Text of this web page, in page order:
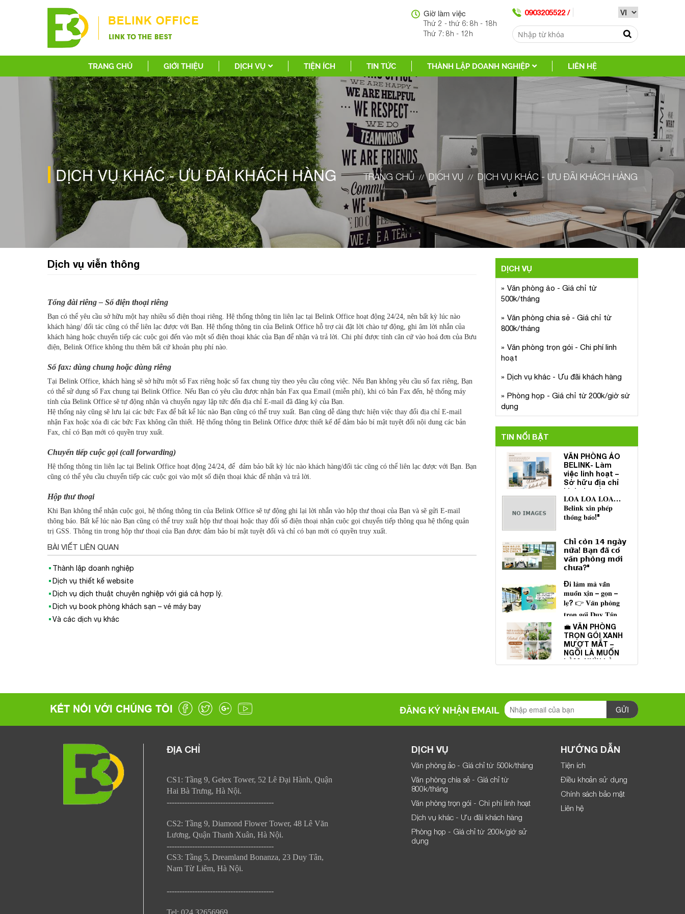
0903205522 /
Giờ làm việc
Thứ 2 - thứ 6: 8h - 18h
Thứ 7: 8h - 12h
TRANG CHỦ GIỚI THIỆU DỊCH VỤ TIỆN ÍCH TIN TỨC THÀNH LẬP DOANH NGHIỆP LIÊN HỆ
DỊCH VỤ KHÁC - ƯU ĐÃI KHÁCH HÀNG TRANG CHỦ // DỊCH VỤ // DỊCH VỤ KHÁC - ƯU ĐÃI KHÁCH HÀNG
Dịch vụ viễn thông
Tổng đài riêng – Số điện thoại riêng
Bạn có thể yêu cầu sở hữu một hay nhiều số điện thoại riêng. Hệ thống thông tin liên lạc tại Belink Office hoạt động 24/24, nên bất kỳ lúc nào
khách hàng/ đối tác cũng có thể liên lạc được với Bạn. Hệ thống thông tin của Belink Office hỗ trợ cài đặt lời chào tự động, ghi âm lời nhắn của
khách hàng hoặc chuyển tiếp các cuộc gọi đến vào một số điện thoại khác của Bạn để nhận và trả lời. Chi phí được tính căn cứ vào hoá đơn của Bưu
điện, Belink Office không thu thêm bất cứ khoản phụ phí nào.
Số fax: dùng chung hoặc dùng riêng
Tại Belink Office, khách hàng sẽ sở hữu một số Fax riêng hoặc số fax chung tùy theo yêu cầu công việc. Nếu Bạn không yêu cầu số fax riêng, Bạn
có thể sử dụng số Fax chung tại Belink Office. Nếu Bạn có yêu cầu được nhận bản Fax qua Email (miễn phí), khi có bản Fax đến, hệ thống máy
tính của Belink Office sẽ tự động nhận và chuyển ngay lập tức đến địa chỉ E-mail đã đăng ký của Bạn.
Hệ thống này cũng sẽ lưu lại các bức Fax để bất kể lúc nào Bạn cũng có thể truy xuất. Bạn cũng dễ dàng thực hiện việc thay đổi địa chỉ E-mail
nhận Fax hoặc xóa đi các bức Fax không cần thiết. Hệ thống thông tin Belink Office được thiết kế để đảm bảo bí mật tuyệt đối nội dung các bản
Fax, chỉ có Bạn mới có quyền truy xuất.
Chuyển tiếp cuộc gọi (call forwarding)
Hệ thống thông tin liên lạc tại Belink Office hoạt động 24/24, để đảm bảo bất kỳ lúc nào khách hàng/đối tác cũng có thể liên lạc được với Bạn. Bạn
cũng có thể yêu cầu chuyển tiếp các cuộc gọi vào một số điện thoại khác để nhận và trả lời.
Hộp thư thoại
Khi Bạn không thể nhận cuộc gọi, hệ thống thông tin của Belink Office sẽ tự động ghi lại lời nhắn vào hộp thư thoại của Bạn và sẽ gửi E-mail
thông báo. Bất kể lúc nào Bạn cũng có thể truy xuất hộp thư thoại hoặc thay đổi số điện thoại nhận cuộc gọi chuyển tiếp thông qua hệ thống quản
trị GSS. Thông tin trong hộp thư thoại của Bạn được đảm bảo bí mật tuyệt đối và chỉ có bạn mới có quyền truy xuất.
BÀI VIẾT LIÊN QUAN
Thành lập doanh nghiệp
Dịch vụ thiết kế website
Dịch vụ dịch thuật chuyên nghiệp với giá cả hợp lý.
Dịch vụ book phòng khách sạn – vé máy bay
Và các dịch vụ khác
DỊCH VỤ
Văn phòng ảo - Giá chỉ từ
500k/tháng
Văn phòng chia sẻ - Giá chỉ từ
800k/tháng
Văn phòng trọn gói - Chi phí linh
hoạt
Dịch vụ khác - Ưu đãi khách hàng
Phòng họp - Giá chỉ từ 200k/giờ sử
dụng
TIN NỔI BẬT
VĂN PHÒNG ẢO
BELINK- Làm
việc linh hoạt –
Sở hữu địa chỉ
kinh doanh uy
tín"
𝐋𝐎𝐀 𝐋𝐎𝐀 𝐋𝐎𝐀…
𝐁𝐞𝐥𝐢𝐧𝐤 𝐱𝐢𝐧 𝐩𝐡𝐞́𝐩
𝐭𝐡𝐨̂𝐧𝐠 𝐛𝐚́𝐨!"
𝗖𝗵𝗶̉ 𝗰𝗼̀𝗻 𝟭𝟰 𝗻𝗴𝗮̀𝘆
𝗻𝘂̛̃𝗮! 𝗕𝗮̣𝗻 đ𝗮̃ 𝗰𝗼́
𝘃𝗮̆𝗻 𝗽𝗵𝗼̀𝗻𝗴 𝗺𝗼̛́𝗶
𝗰𝗵𝘂̛𝗮?"
Đ𝐢 𝐥𝐚̀𝐦 𝐦𝐚̀ 𝐯𝐚̂̃𝐧
𝐦𝐮𝐨̂́𝐧 𝐱𝐢̣𝐧 – 𝐠𝐨̣𝐧 –
𝐥𝐞̣? 👉 𝐕𝐚̆𝐧 𝐩𝐡𝐨̀𝐧𝐠
𝐭𝐫𝐨̣𝐧 𝐠𝐨́𝐢 𝐃𝐮𝐲 𝐓𝐚̂𝐧
𝐬𝐢𝐧𝐡 𝐫𝐚 𝐥𝐚̀ 𝐝𝐚̀𝐧𝐡 𝐜𝐡𝐨
𝐛𝐚̣𝐧 đ𝐚̂𝐲!"
💼 VĂN PHÒNG
TRỌN GÓI XANH
MƯỢT MẮT –
NGỒI LÀ MUỐN
LÀM, NHÌN LÀ
KẾT NỐI VỚI CHÚNG TÔI ĐĂNG KÝ NHẬN EMAIL
ĐỊA CHỈ
CS1: Tầng 9, Gelex Tower, 52 Lê Đại Hành, Quận
Hai Bà Trưng, Hà Nội.
------------------------------------------
CS2: Tầng 9, Diamond Flower Tower, 48 Lê Văn
Lương, Quận Thanh Xuân, Hà Nội.
------------------------------------------
CS3: Tầng 5, Dreamland Bonanza, 23 Duy Tân,
Nam Từ Liêm, Hà Nội.
------------------------------------------
DỊCH VỤ
Văn phòng ảo - Giá chỉ từ 500k/tháng
Văn phòng chia sẻ - Giá chỉ từ
800k/tháng
Văn phòng trọn gói - Chi phí linh hoạt
Dịch vụ khác - Ưu đãi khách hàng
Phòng họp - Giá chỉ từ 200k/giờ sử
dụng
HƯỚNG DẪN
Tiện ích
Điều khoản sử dụng
Chính sách bảo mật
Liên hệ